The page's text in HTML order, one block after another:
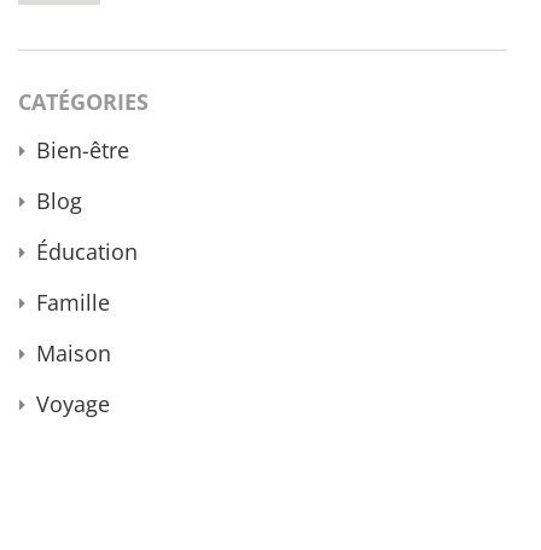
CATÉGORIES
Bien-être
Blog
Éducation
Famille
Maison
Voyage